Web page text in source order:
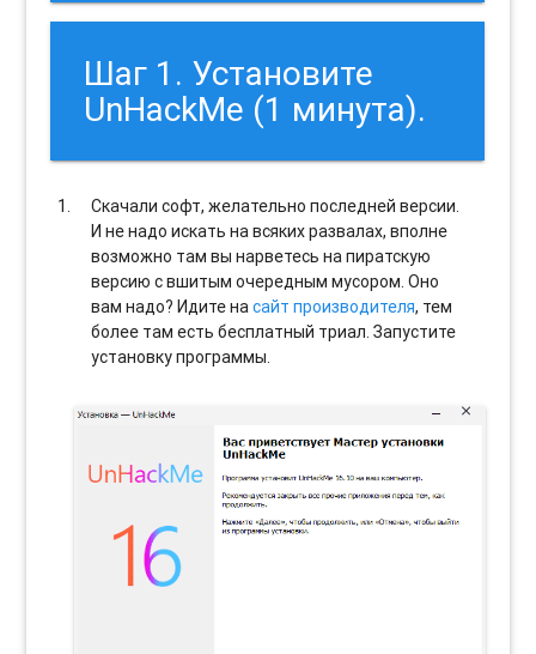
Шаг 1. Установите
UnHackMe (1 минута).
Скачали софт, желательно последней версии.
И не надо искать на всяких развалах, вполне
возможно там вы нарветесь на пиратскую
версию с вшитым очередным мусором. Оно
вам надо? Идите насайт производителя, тем
более там есть бесплатный триал. Запустите
установку программы.